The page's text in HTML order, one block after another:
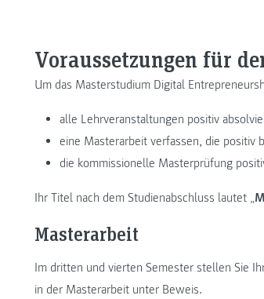
Voraussetzungen für
Um das Masterstudium Digital
alle Lehrveranstaltungen positiv
eine Masterarbeit verfassen, die positiv
die kommissionelle Masterprüfung
Ihr Titel nach dem Studienabschluss lautet „
Masterarbeit
Im dritten und vierten Semester stellen Sie
in der Masterarbeit unter Beweis.